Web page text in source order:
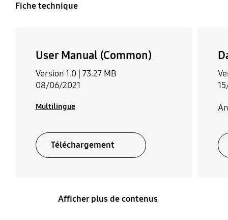
Fiche technique
User Manual (Common)
Version 1.0 | 73.27 MB
08/06/2021
Multilingue
Téléchargement
Afficher plus de contenus